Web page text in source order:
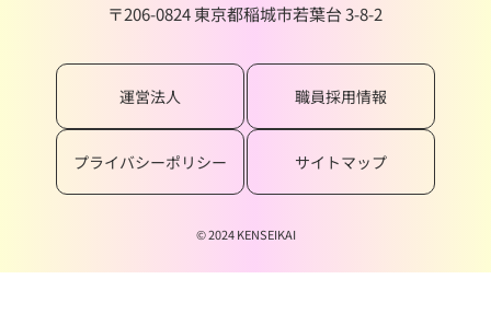
© 2024 KENSEIKAI
〒206-0824 東京都稲城市若葉台 3-8-2
運営法人 職員採用情報
プライバシーポリシー サイトマップ